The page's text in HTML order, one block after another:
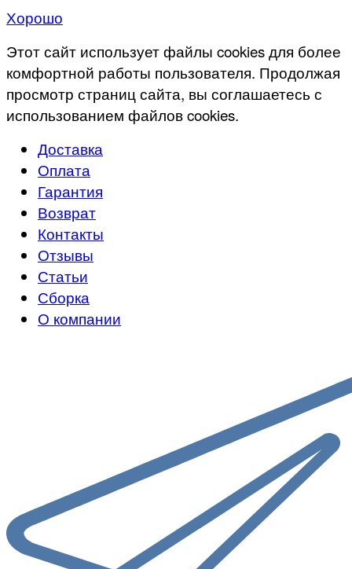
Хорошо
Этот сайт использует файлы cookies для более
комфортной работы пользователя. Продолжая
просмотр страниц сайта, вы соглашаетесь с
использованием файлов cookies.
Доставка
Оплата
Гарантия
Возврат
Контакты
Отзывы
Статьи
Сборка
О компании